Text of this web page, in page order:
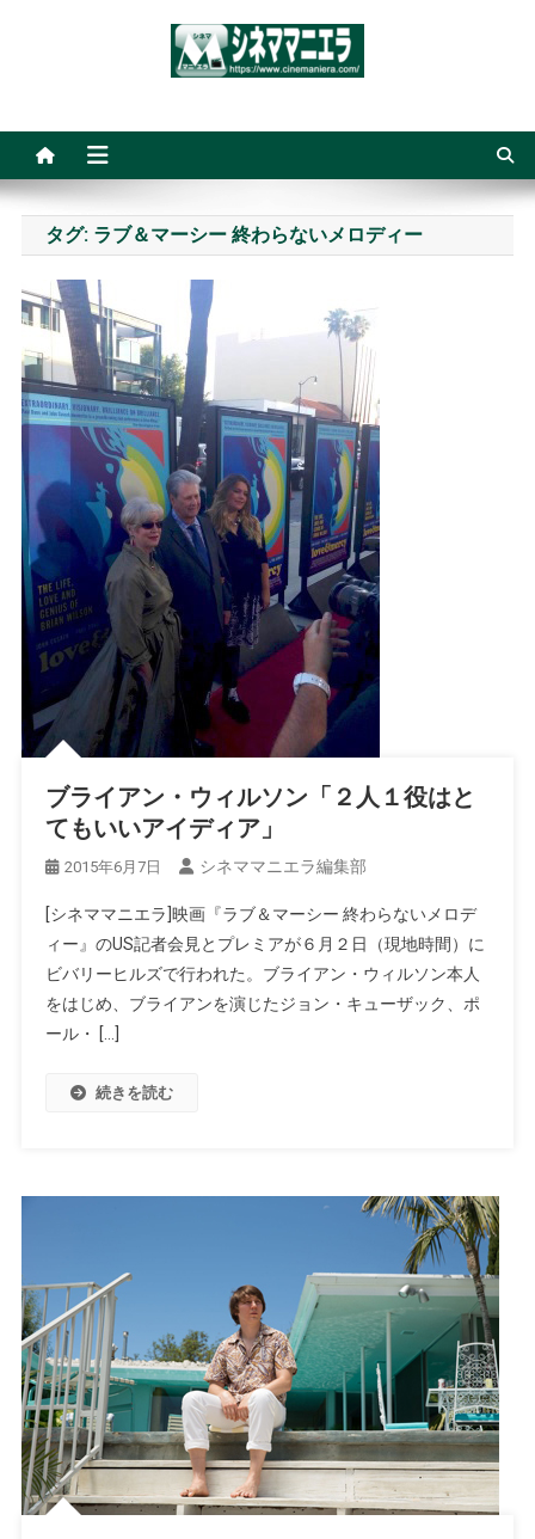
タグ: ラブ＆マーシー 終わらないメロディー
ブライアン・ウィルソン「２人１役はと
てもいいアイディア」
2015年6月7日 シネママニエラ編集部
[シネママニエラ]映画『ラブ＆マーシー 終わらないメロデ
ィー』のUS記者会見とプレミアが６月２日（現地時間）に
ビバリーヒルズで行われた。ブライアン・ウィルソン本人
をはじめ、ブライアンを演じたジョン・キューザック、ポ
ール・ […]
続きを読む